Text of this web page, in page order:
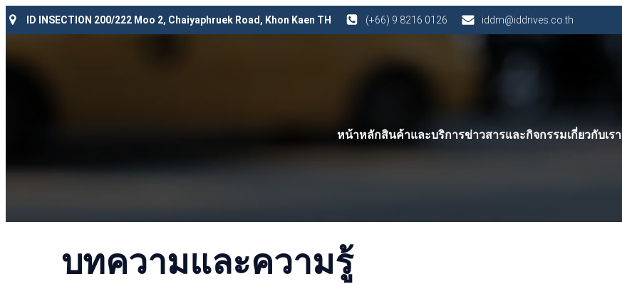
ID INSECTION 200/222 Moo 2, Chaiyaphruek Road, Khon Kaen TH (+66) 9 8216 0126 iddm@iddrives.co.th
หน้าหลักสินค้าและบริการข่าวสารและกิจกรรมเกี่ยวกับเรา
บทความและความรู้